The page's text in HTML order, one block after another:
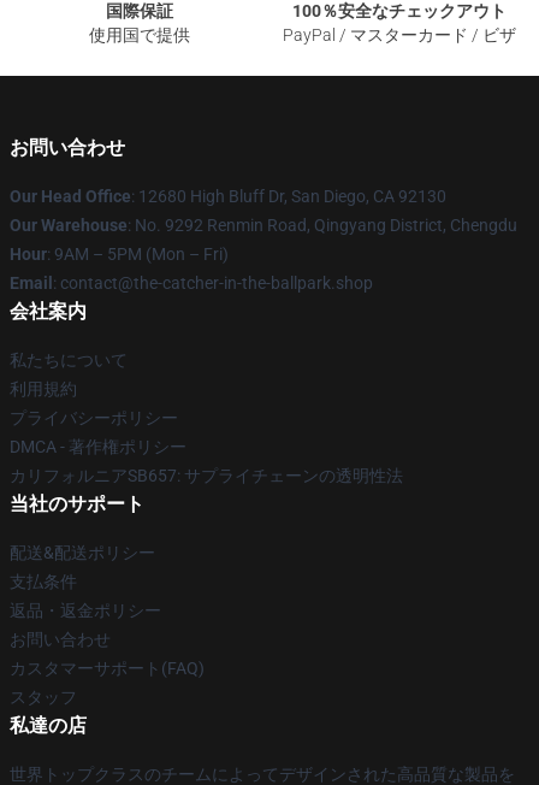
国際保証
使用国で提供
100％安全なチェックアウト
PayPal / マスターカード / ビザ
お問い合わせ
Our Head Office: 12680 High Bluff Dr, San Diego, CA 92130
Our Warehouse: No. 9292 Renmin Road, Qingyang District, Chengdu
Hour: 9AM – 5PM (Mon – Fri)
Email : contact@the-catcher-in-the-ballpark.shop
会社案内
私たちについて
利用規約
プライバシーポリシー
DMCA - 著作権ポリシー
カリフォルニアSB657: サプライチェーンの透明性法
当社のサポート
配送&配送ポリシー
支払条件
返品・返金ポリシー
お問い合わせ
カスタマーサポート(FAQ)
スタッフ
私達の店
世界トップクラスのチームによってデザインされた高品質な製品を